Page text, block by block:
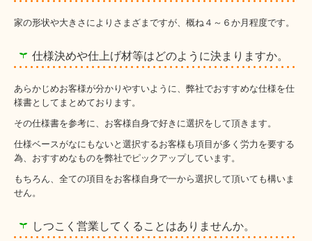
家の形状や大きさによりさまざまですが、概ね４～６か月程度です。
仕様決めや仕上げ材等はどのように決まりますか。
あらかじめお客様が分かりやすいように、弊社でおすすめな仕様を仕
様書としてまとめております。
その仕様書を参考に、お客様自身で好きに選択をして頂きます。
仕様ベースがなにもないと選択するお客様も項目が多く労力を要する
為、おすすめなものを弊社でピックアップしています。
もちろん、全ての項目をお客様自身で一から選択して頂いても構いま
せん。
しつこく営業してくることはありませんか。